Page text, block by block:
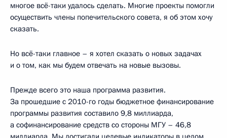
многое всё-таки удалось сделать. Многие проекты помогли
осуществить члены попечительского совета, я об этом хочу
сказать.
Но всё-таки главное – я хотел сказать о новых задачах
и о том, как мы будем отвечать на новые вызовы.
Прежде всего это наша программа развития.
За прошедшие с 2010-го годы бюджетное финансирование
программы развития составило 9,8 миллиарда,
а софинансирование средств со стороны МГУ – 46,8